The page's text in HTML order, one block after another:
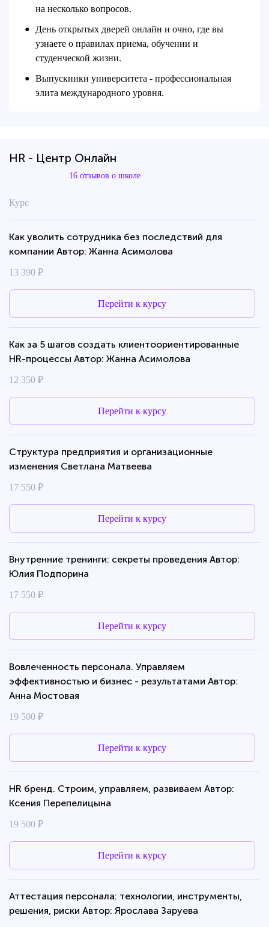
на несколько вопросов.
●
День открытых дверей онлайн и очно, где вы
узнаете о правилах приема, обучении и
студенческой жизни.
●
Выпускники университета - профессиональная
элита международного уровня.
HR - Центр Онлайн
16 отзывов о школе
Курс
Как уволить сотрудника без последствий для
компании Автор: Жанна Асимолова
13 390 ₽
Перейти к курсу
Как за 5 шагов создать клиентоориентированные
HR-процессы Автор: Жанна Асимолова
12 350 ₽
Перейти к курсу
Структура предприятия и организационные
изменения Светлана Матвеева
17 550 ₽
Перейти к курсу
Внутренние тренинги: секреты проведения Автор:
Юлия Подпорина
17 550 ₽
Перейти к курсу
Вовлеченность персонала. Управляем
эффективностью и бизнес - результатами Автор:
Анна Мостовая
19 500 ₽
Перейти к курсу
HR бренд. Строим, управляем, развиваем Автор:
Ксения Перепелицына
19 500 ₽
Перейти к курсу
Аттестация персонала: технологии, инструменты,
решения, риски Автор: Ярослава Заруева